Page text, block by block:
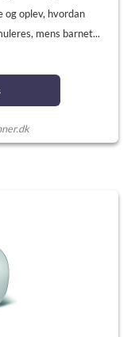
og oplev, hvordan
mens barnet...